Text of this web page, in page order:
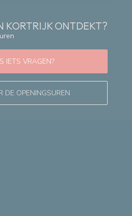
KORTRIJK ONTDEKT?
IETS VRAGEN?
DE OPENINGSUREN